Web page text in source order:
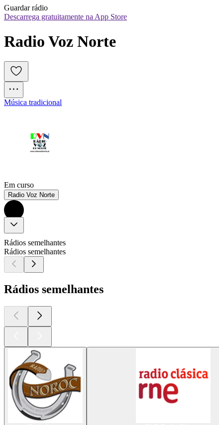
Guardar rádio
Descarrega gratuitamente na App Store
Radio Voz Norte
Música tradicional
Em curso
Radio Voz Norte
Rádios semelhantes
Rádios semelhantes
Rádios semelhantes